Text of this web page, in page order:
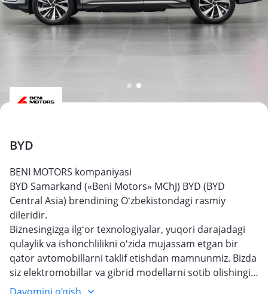
BYD
BENI MOTORS kompaniyasi
BYD Samarkand («Beni Motors» MChJ) BYD (BYD
Central Asia) brendining Oʻzbekistondagi rasmiy
dileridir.
Biznesingizga ilgʻor texnologiyalar, yuqori darajadagi
qulaylik va ishonchlilikni oʻzida mujassam etgan bir
qator avtomobillarni taklif etishdan mamnunmiz. Bizda
siz elektromobillar va gibrid modellarni sotib olishingiz
mumkin.